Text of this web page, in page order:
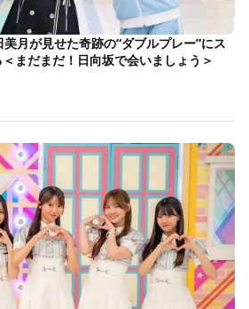
月が見せた奇跡の“ダブルプレー”にス
まだまだ！日向坂で会いましょう＞